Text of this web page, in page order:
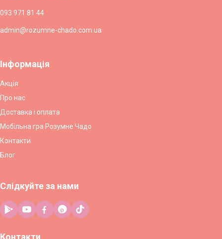
093 971 81 44
admin@rozumne-chado.com.ua
Інформація
Акція
Про нас
Доставка і оплата
Мобільна гра Розумне Чадо
Контакти
Блог
Слідкуйте за нами
Контакти